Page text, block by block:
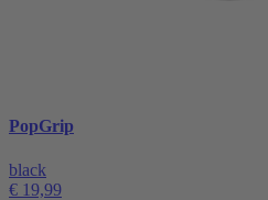
PopGrip
black
€ 19,99